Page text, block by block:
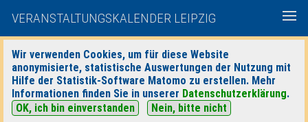
VERANSTALTUNGSKALENDER LEIPZIG
Wir verwenden Cookies, um für diese Website
anonymisierte, statistische Auswertungen der Nutzung mit
Hilfe der Statistik-Software Matomo zu erstellen. Mehr
Informationen finden Sie in unserer Datenschutzerklärung.
OK, ich bin einverstanden
Nein, bitte nicht
heute|morgen| Detaillierte Suche